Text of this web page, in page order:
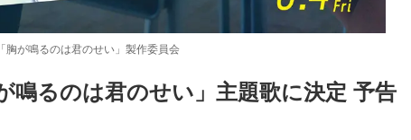
が鳴るのは君のせい」製作委員会
鳴るのは君のせい」主題歌に決定 予告